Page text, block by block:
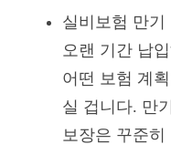
실비보험 만기
오랜 기간 납
어떤 보험 계
실 겁니다. 만
보장은 꾸준